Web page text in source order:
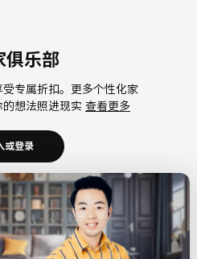
俱乐部
专属折扣。更多个性化家
想法照进现实 查看更多
或登录
企业会员
，享受会员6大权益以及专属
小微企业共同成长。查看更